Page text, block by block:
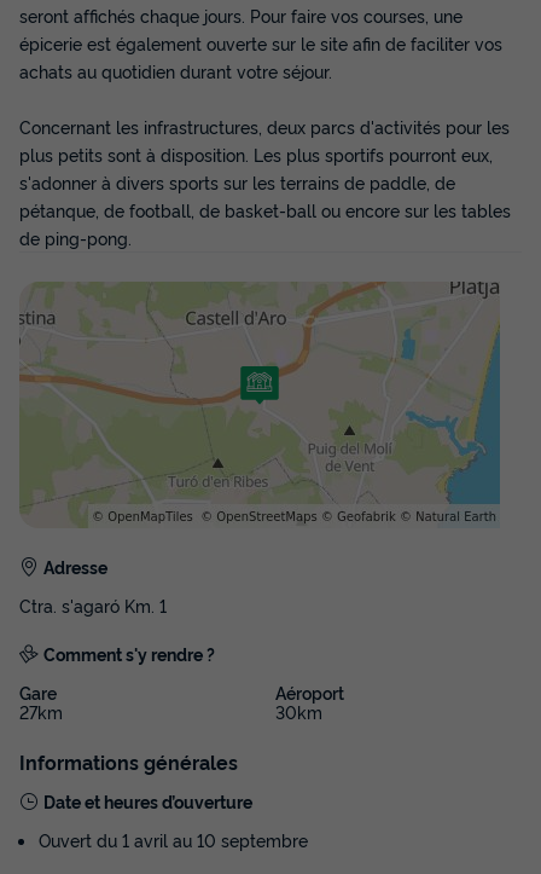
seront affichés chaque jours. Pour faire vos courses, une
épicerie est également ouverte sur le site afin de faciliter vos
achats au quotidien durant votre séjour.
Concernant les infrastructures, deux parcs d'activités pour les
plus petits sont à disposition. Les plus sportifs pourront eux,
s'adonner à divers sports sur les terrains de paddle, de
pétanque, de football, de basket-ball ou encore sur les tables
de ping-pong.
Adresse
Ctra. s'agaró Km. 1
Comment s'y rendre ?
Gare
27km
Aéroport
30km
Informations générales
Date et heures d’ouverture
Ouvert du 1 avril au 10 septembre